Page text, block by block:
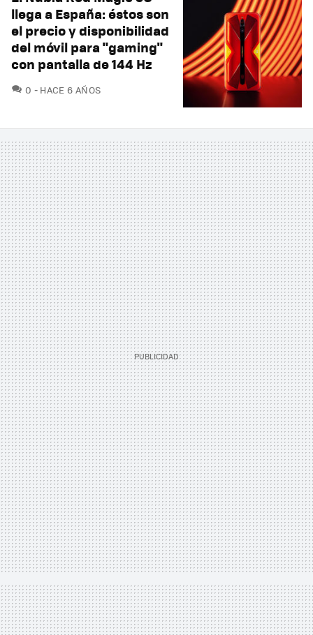
llega a España: éstos son
el precio y disponibilidad
del móvil para "gaming"
con pantalla de 144 Hz
0 COMENTARIOS
HACE 6 AÑOS